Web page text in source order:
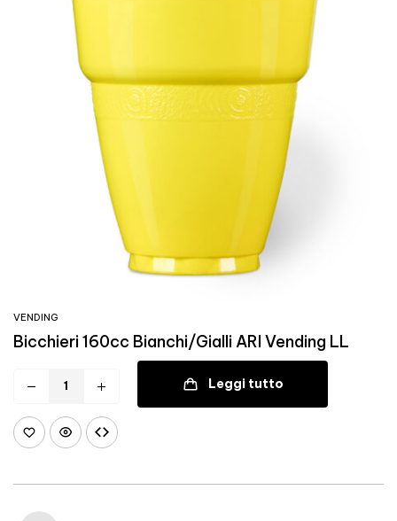
VENDING
Bicchieri 160cc Bianchi/Gialli ARI Vending LL
Leggi tutto